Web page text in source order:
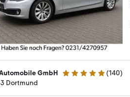
GmbH 5 Sterne (140)
Dortmund